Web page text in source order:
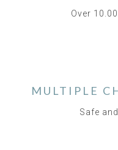
Over
MULTIPLE
Safe